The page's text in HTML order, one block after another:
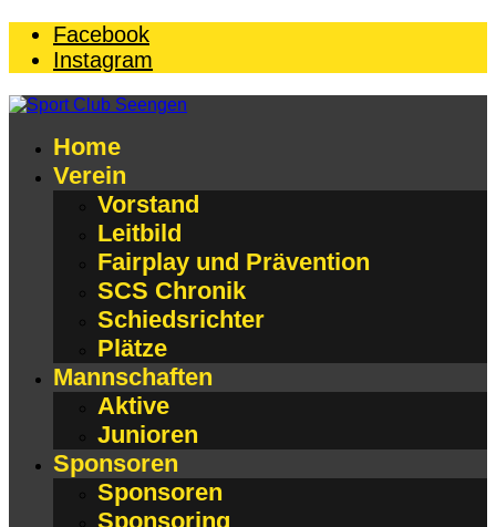
Facebook
Instagram
Home
Verein
Vorstand
Leitbild
Fairplay und Prävention
SCS Chronik
Schiedsrichter
Plätze
Mannschaften
Aktive
Junioren
Sponsoren
Sponsoren
Sponsoring